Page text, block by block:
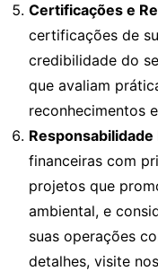
Certificações e
certificações de
credibilidade do
que avaliam
reconhecimentos
Responsabilidade
financeiras com
projetos que
ambiental, e
suas operações
detalhes, visite